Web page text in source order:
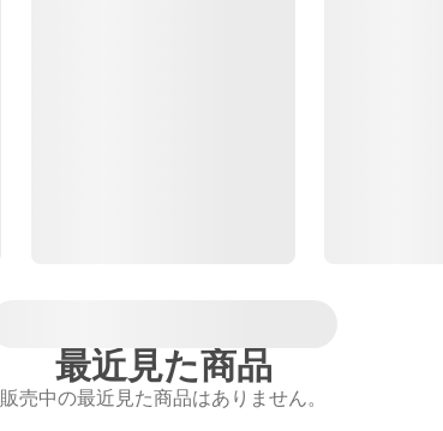
最近見た商品
販売中の最近見た商品はありません。